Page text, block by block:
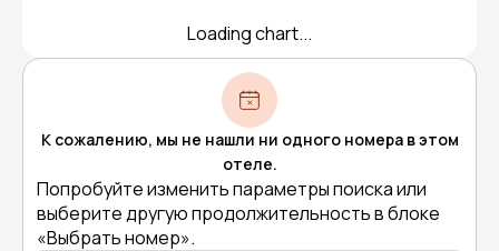
Loading chart...
К сожалению, мы не нашли ни одного номера в этом
отеле.
Попробуйте изменить параметры поиска или
выберите другую продолжительность в блоке
«Выбрать номер».